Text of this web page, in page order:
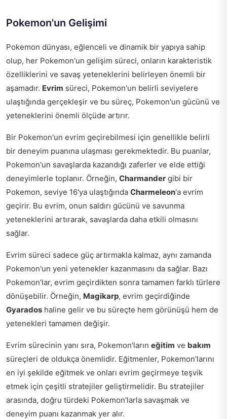
Pokemon'un Gelişimi
Pokemon dünyası, eğlenceli ve dinamik bir yapıya sahip
olup, her Pokemon'un gelişim süreci, onların karakteristik
özelliklerini ve savaş yeteneklerini belirleyen önemli bir
aşamadır. Evrim süreci, Pokemon'un belirli seviyelere
ulaştığında gerçekleşir ve bu süreç, Pokemon'un gücünü ve
yeteneklerini önemli ölçüde artırır.
Bir Pokemon'un evrim geçirebilmesi için genellikle belirli
bir deneyim puanına ulaşması gerekmektedir. Bu puanlar,
Pokemon'un savaşlarda kazandığı zaferler ve elde ettiği
deneyimlerle toplanır. Örneğin, Charmander gibi bir
Pokemon, seviye 16'ya ulaştığında Charmeleon'a evrim
geçirir. Bu evrim, onun saldırı gücünü ve savunma
yeteneklerini artırarak, savaşlarda daha etkili olmasını
sağlar.
Evrim süreci sadece güç artırmakla kalmaz, aynı zamanda
Pokemon'un yeni yetenekler kazanmasını da sağlar. Bazı
Pokemon'lar, evrim geçirdikten sonra tamamen farklı türlere
dönüşebilir. Örneğin, Magikarp, evrim geçirdiğinde
Gyarados haline gelir ve bu süreçte hem görünüşü hem de
yetenekleri tamamen değişir.
Evrim sürecinin yanı sıra, Pokemon'ların eğitim ve bakım
süreçleri de oldukça önemlidir. Eğitmenler, Pokemon'larını
en iyi şekilde eğitmek ve onları evrim geçirmeye teşvik
etmek için çeşitli stratejiler geliştirmelidir. Bu stratejiler
arasında, doğru türdeki Pokemon'larla savaşmak ve
deneyim puanı kazanmak yer alır.